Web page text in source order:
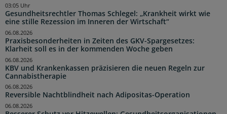
Gesundheitsrechtler Thomas Schlegel: „Krankheit wirkt wie
eine stille Rezession im Inneren der Wirtschaft“
03:05 Uhr
Praxisbesonderheiten in Zeiten des GKV-Spargesetzes:
Klarheit soll es in der kommenden Woche geben
06.08.2026
KBV und Krankenkassen präzisieren die neuen Regeln zur
Cannabistherapie
06.08.2026
Reversible Nachtblindheit nach Adipositas-Operation
06.08.2026
06.08.2026